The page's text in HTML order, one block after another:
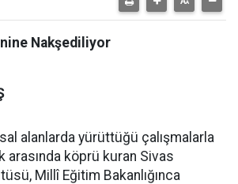
Nakşediliyor
alanlarda yürüttüğü çalışmalarla
köprü kuran Sivas
Millî Eğitim Bakanlığınca